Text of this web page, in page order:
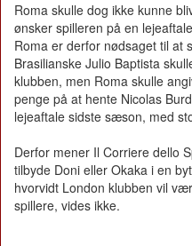
Roma skulle dog ikke kunne
ønsker spilleren på en
Roma er derfor nødsaget til at
Brasilianske Julio Baptista
klubben, men Roma skulle
penge på at hente Nicolas
lejeaftale sidste sæson, med
Derfor mener Il Corriere dello
tilbyde Doni eller Okaka i en
hvorvidt London klubben vil
spillere, vides ikke.